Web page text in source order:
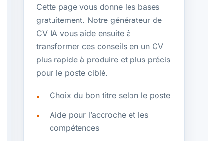
Cette page vous donne les bases
gratuitement. Notre générateur de
CV IA vous aide ensuite à
transformer ces conseils en un CV
plus rapide à produire et plus précis
pour le poste ciblé.
Choix du bon titre selon le poste
Aide pour l’accroche et les
compétences